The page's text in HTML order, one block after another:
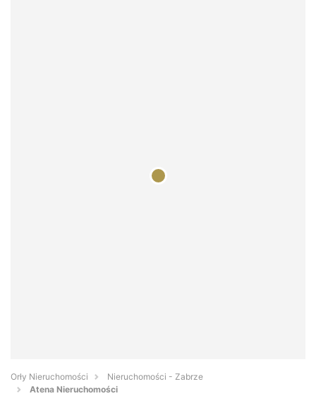
Orły Nieruchomości
Nieruchomości - Zabrze
Atena Nieruchomości